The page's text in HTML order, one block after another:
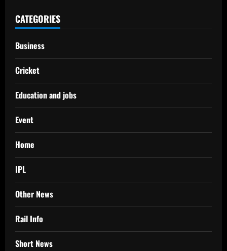
CATEGORIES
Business
Cricket
Education and jobs
Event
Home
IPL
Other News
Rail Info
Short News